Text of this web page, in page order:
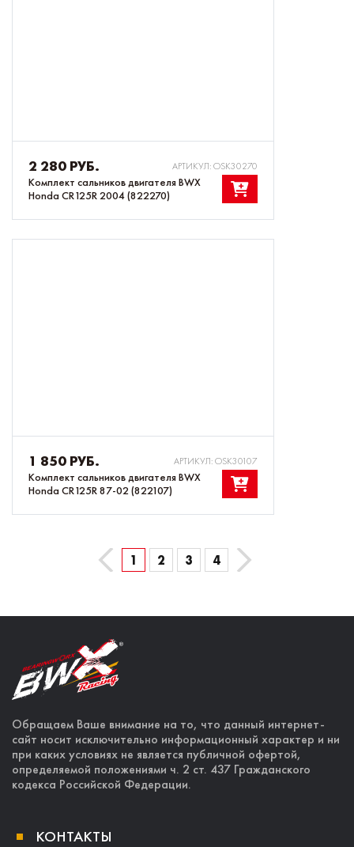
2 280 РУБ. АРТИКУЛ: OSK30270
Комплект сальников двигателя BWX
Honda CR125R 2004 (822270)
1 850 РУБ. АРТИКУЛ: OSK30107
Комплект сальников двигателя BWX
Honda CR125R 87-02 (822107)
← 1 2 3 4 →
Обращаем Ваше внимание на то, что данный интернет-
сайт носит исключительно информационный характер и ни
при каких условиях не является публичной офертой,
определяемой положениями ч. 2 ст. 437 Гражданского
кодекса Российской Федерации.
КОНТАКТЫ